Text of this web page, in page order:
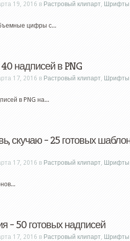
19, 2016 в Растровый клипарт, Шрифты
цифры с...
надписей в PNG
17, 2016 в Растровый клипарт, Шрифты
в PNG на...
скучаю – 25 готовых
17, 2016 в Растровый клипарт, Шрифты
– 50 готовых надписей
17, 2016 в Растровый клипарт, Шрифты